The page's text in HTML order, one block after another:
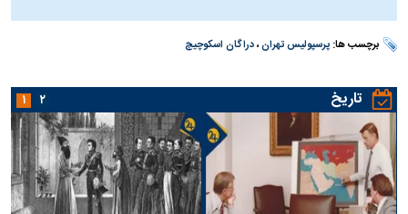
برچسب ها:پرسپولیس تهران،دراگان اسکوچیچ
تاریخ ۱ ۲